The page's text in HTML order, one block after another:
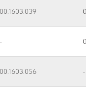
00.1603.039 0-
- 0-
00.1603.056 -